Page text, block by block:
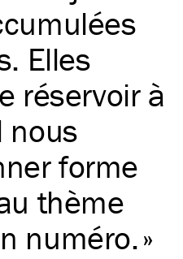
Elles
réservoir à
nous
forme
thème
numéro.